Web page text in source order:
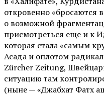
откровенно «бросаются
о возможной
присмотреться еще и к
которая стала «самым
Асада и оплотом
Zürcher Zeitung,
ситуацию там
(ныне — «Джабхат Фатх